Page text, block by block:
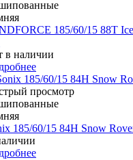
185/60/15 88T
в наличии
просмотр
185/60/15 84H Snow